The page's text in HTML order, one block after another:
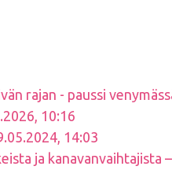
rajan - paussi
10:16
14:03
ja kanavanvaihtajista